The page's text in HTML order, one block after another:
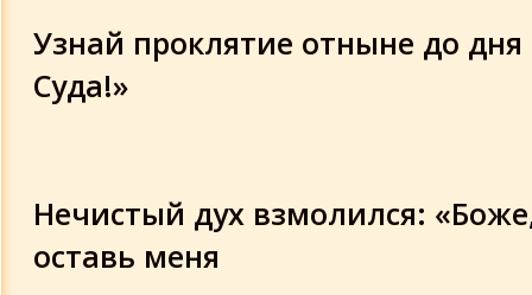
Узнай проклятие отныне до дня
Суда!»
Нечистый дух взмолился:
оставь меня